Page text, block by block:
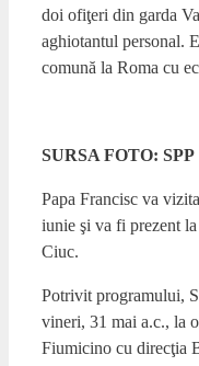
doi ofiţeri din garda
aghiotantul personal.
comună la Roma cu
SURSA FOTO: SPP
Papa Francisc va
iunie şi va fi prezent
Ciuc.
Potrivit programului,
vineri, 31 mai a.c., la
Fiumicino cu direcţia